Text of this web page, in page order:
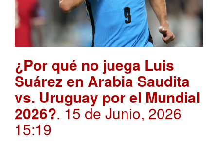
¿Por qué no juega Luis
Suárez en Arabia Saudita
vs. Uruguay por el Mundial
2026?. 15 de Junio, 2026
15:19